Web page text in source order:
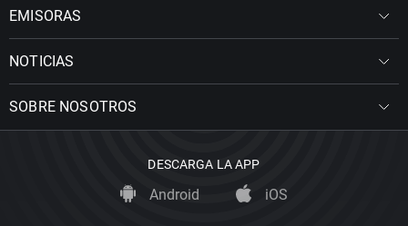
EMISORAS
NOTICIAS
SOBRE NOSOTROS
DESCARGA LA APP
Android iOS